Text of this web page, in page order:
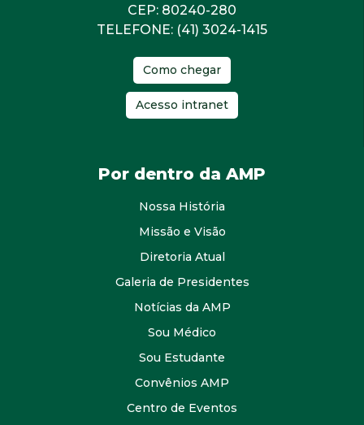
CEP: 80240-280
TELEFONE: (41) 3024-1415
Como chegar
Acesso intranet
Por dentro da AMP
Nossa História
Missão e Visão
Diretoria Atual
Galeria de Presidentes
Notícias da AMP
Sou Médico
Sou Estudante
Convênios AMP
Centro de Eventos